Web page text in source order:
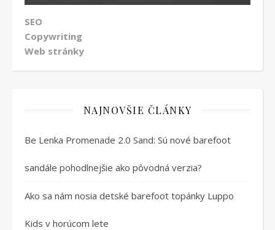
SEO
Copywriting
Web stránky
NAJNOVŠIE ČLÁNKY
Be Lenka Promenade 2.0 Sand: Sú nové barefoot
sandále pohodlnejšie ako pôvodná verzia?
Ako sa nám nosia detské barefoot topánky Luppo
Kids v horúcom lete